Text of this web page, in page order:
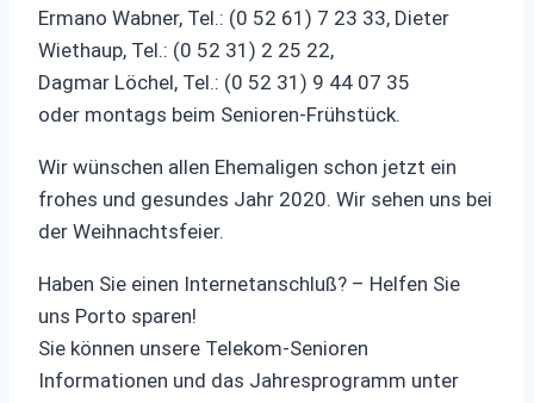
Ermano Wabner, Tel.: (0 52 61) 7 23 33, Dieter
Wiethaup, Tel.: (0 52 31) 2 25 22,
Dagmar Löchel, Tel.: (0 52 31) 9 44 07 35
oder montags beim Senioren-Frühstück.
Wir wünschen allen Ehemaligen schon jetzt ein
frohes und gesundes Jahr 2020. Wir sehen uns bei
der Weihnachtsfeier.
Haben Sie einen Internetanschluß? – Helfen Sie
uns Porto sparen!
Sie können unsere Telekom-Senioren
Informationen und das Jahresprogramm unter